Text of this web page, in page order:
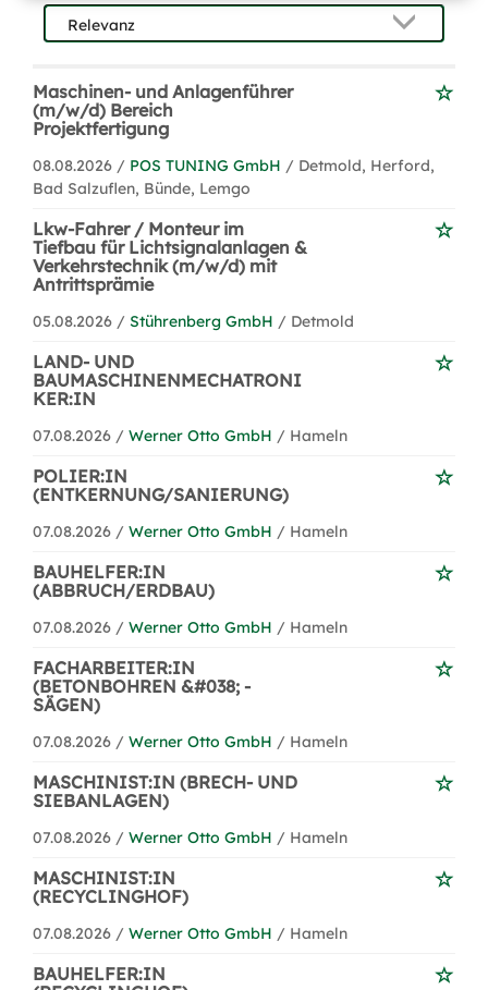
Maschinen- und Anlagenführer
(m/w/d) Bereich
Projektfertigung
08.08.2026 / POS TUNING GmbH / Detmold, Herford,
Bad Salzuflen, Bünde, Lemgo
Lkw-Fahrer / Monteur im
Tiefbau für Lichtsignalanlagen &
Verkehrstechnik (m/w/d) mit
Antrittsprämie
05.08.2026 / Stührenberg GmbH / Detmold
LAND- UND
BAUMASCHINENMECHATRONI
KER:IN
07.08.2026 / Werner Otto GmbH / Hameln
POLIER:IN
(ENTKERNUNG/SANIERUNG)
07.08.2026 / Werner Otto GmbH / Hameln
BAUHELFER:IN
(ABBRUCH/ERDBAU)
07.08.2026 / Werner Otto GmbH / Hameln
FACHARBEITER:IN
(BETONBOHREN &#038; -
SÄGEN)
07.08.2026 / Werner Otto GmbH / Hameln
MASCHINIST:IN (BRECH- UND
SIEBANLAGEN)
07.08.2026 / Werner Otto GmbH / Hameln
MASCHINIST:IN
(RECYCLINGHOF)
07.08.2026 / Werner Otto GmbH / Hameln
BAUHELFER:IN